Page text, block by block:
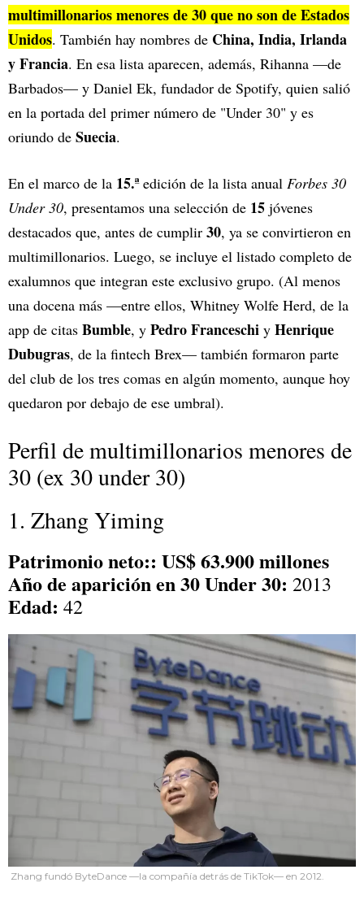
multimillonarios menores de 30 que no son de Estados
Unidos. También hay nombres de China, India, Irlanda
y Francia. En esa lista aparecen, además, Rihanna —de
Barbados— y Daniel Ek, fundador de Spotify, quien salió
en la portada del primer número de "Under 30" y es
oriundo de Suecia.
En el marco de la 15.ªedición de la lista anual Forbes 30
Under 30, presentamos una selección de 15 jóvenes
destacados que, antes de cumplir 30, ya se convirtieron en
multimillonarios. Luego, se incluye el listado completo de
exalumnos que integran este exclusivo grupo. (Al menos
una docena más —entre ellos, Whitney Wolfe Herd, de la
app de citas Bumble, y Pedro Franceschi y Henrique
Dubugras, de la fintech Brex— también formaron parte
del club de los tres comas en algún momento, aunque hoy
quedaron por debajo de ese umbral).
Perfil de multimillonarios menores de
30 (ex 30 under 30)
1. Zhang Yiming
Patrimonio neto:: US$ 63.900 millones
Año de aparición en 30 Under 30: 2013
Edad: 42
Zhang fundó ByteDance —la compañía detrás de TikTok— en 2012.